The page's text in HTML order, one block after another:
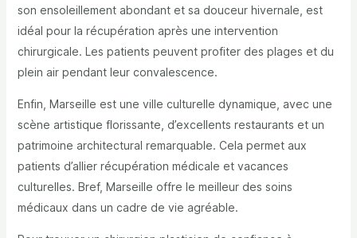
son ensoleillement abondant et sa douceur hivernale, est
idéal pour la récupération après une intervention
chirurgicale. Les patients peuvent profiter des plages et du
plein air pendant leur convalescence.
Enfin, Marseille est une ville culturelle dynamique, avec une
scène artistique florissante, d’excellents restaurants et un
patrimoine architectural remarquable. Cela permet aux
patients d’allier récupération médicale et vacances
culturelles. Bref, Marseille offre le meilleur des soins
médicaux dans un cadre de vie agréable.